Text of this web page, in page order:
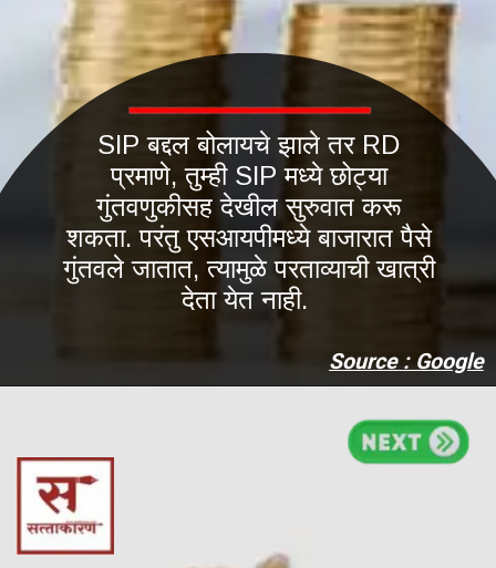
Source : Google
SIP बद्दल बोलायचे झाले तर RD
प्रमाणे, तुम्ही SIP मध्ये छोट्या
गुंतवणुकीसह देखील सुरुवात करू
शकता. परंतु एसआयपीमध्ये बाजारात पैसे
गुंतवले जातात, त्यामुळे परताव्याची खात्री
देता येत नाही.